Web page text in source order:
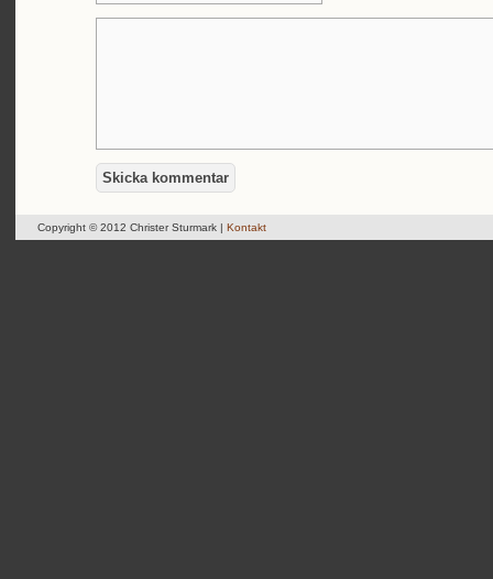
Copyright © 2012 Christer Sturmark | Kontakt